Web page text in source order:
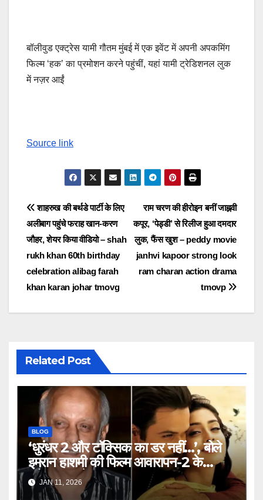
बॉलीवुड एक्ट्रेस यामी गौतम मुंबई में एक इवेंट में अपनी अपकमिंग
फिल्म ‘हक’ का प्रमोशन करने पहुंचीं, यहां यामी ट्रेडिशनल लुक
में नज़र आईं
Source link
Post
navigation
राम चरण की हीरोइन बनीं जाह्नवी
कपूर, ‘पेड्डी’ से रिलीज हुआ दमदार
लुक, फैंस खुश – peddy movie
janhvi kapoor strong look
ram charan action drama
tmovp
शाहरुख की बर्थडे पार्टी के लिए
अलीबाग पहुंचे फराह खान-करण
जौहर, शेयर किया वीडियो – shah
rukh khan 60th birthday
celebration alibag farah
khan karan johar tmovg
Related Post
BLOG
‘धुरंधर 2 और टॉक्सिक का डर नहीं…’, बोले
इमरान हाशमी की फिल्म आवारापन-2 के
प्रोड्यूसर मुकेश भट्ट – Mukesh
Bhatt on Emraan Hashmi
JAN 11, 2026